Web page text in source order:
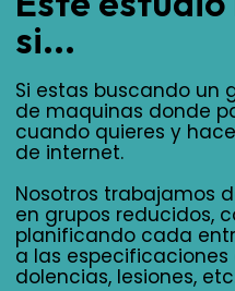
si...
Si estas buscando un
de maquinas donde
cuando quieres y
de internet.
Nosotros trabajamos
en grupos reducidos,
planificando cada
a las
dolencias, lesiones,